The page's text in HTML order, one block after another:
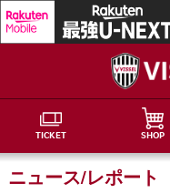
TICKET SHOP
ニュース/レポート